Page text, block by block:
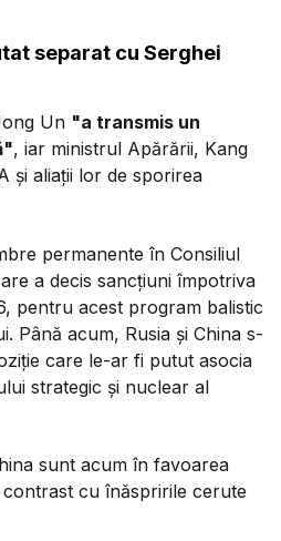
separat cu Serghei
Un "a transmis un
, iar ministrul Apărării, Kang
şi aliaţii lor de sporirea
permanente în Consiliul
a decis sancțiuni împotriva
pentru acest program balistic
Până acum, Rusia și China s-
care le-ar fi putut asocia
strategic și nuclear al
sunt acum în favoarea
cu înăspririle cerute